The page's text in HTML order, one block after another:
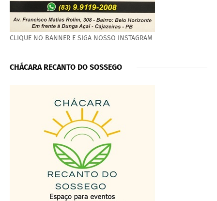
CLIQUE NO BANNER E SIGA NOSSO INSTAGRAM
CHÁCARA RECANTO DO SOSSEGO